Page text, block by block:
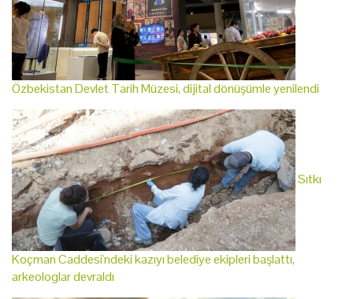
Özbekistan Devlet Tarih Müzesi, dijital dönüşümle yenilendi
Sıtkı
Koçman Caddesi'ndeki kazıyı belediye ekipleri başlattı,
arkeologlar devraldı